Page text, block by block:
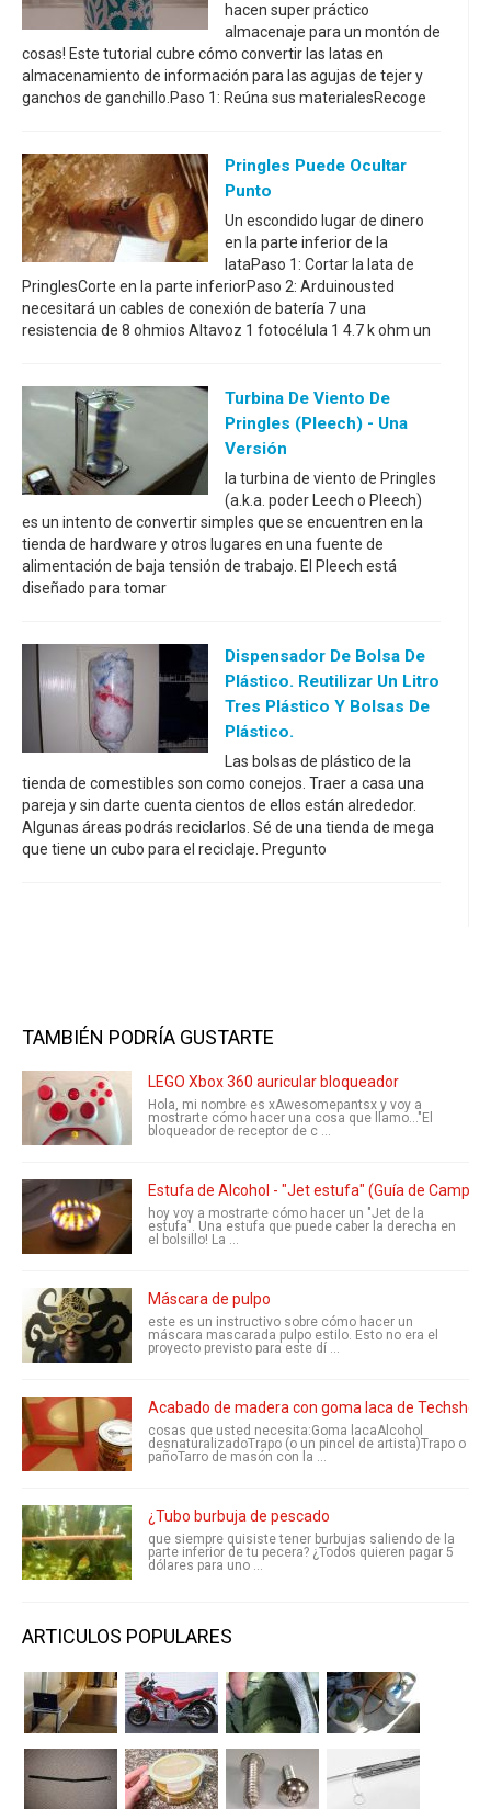
hacen super práctico
almacenaje para un montón de
cosas! Este tutorial cubre cómo convertir las latas en
almacenamiento de información para las agujas de tejer y
ganchos de ganchillo.Paso 1: Reúna sus materialesRecoge
Pringles Puede Ocultar
Punto
Un escondido lugar de dinero
en la parte inferior de la
lataPaso 1: Cortar la lata de
PringlesCorte en la parte inferiorPaso 2: Arduinousted
necesitará un cables de conexión de batería 7 una
resistencia de 8 ohmios Altavoz 1 fotocélula 1 4.7 k ohm un
Turbina De Viento De
Pringles (Pleech) - Una
Versión
la turbina de viento de Pringles
(a.k.a. poder Leech o Pleech)
es un intento de convertir simples que se encuentren en la
tienda de hardware y otros lugares en una fuente de
alimentación de baja tensión de trabajo. El Pleech está
diseñado para tomar
Dispensador De Bolsa De
Plástico. Reutilizar Un Litro
Tres Plástico Y Bolsas De
Plástico.
Las bolsas de plástico de la
tienda de comestibles son como conejos. Traer a casa una
pareja y sin darte cuenta cientos de ellos están alrededor.
Algunas áreas podrás reciclarlos. Sé de una tienda de mega
que tiene un cubo para el reciclaje. Pregunto
TAMBIÉN PODRÍA GUSTARTE
LEGO Xbox 360 auricular bloqueador
Hola, mi nombre es xAwesomepantsx y voy a
mostrarte cómo hacer una cosa que llamo..."El
bloqueador de receptor de c ...
Estufa de Alcohol - "Jet estufa" (Guía de
hoy voy a mostrarte cómo hacer un "Jet de la
estufa". Una estufa que puede caber la derecha en
el bolsillo! La ...
Máscara de pulpo
este es un instructivo sobre cómo hacer un
máscara mascarada pulpo estilo. Esto no era el
proyecto previsto para este dí ...
Acabado de madera con goma laca de Techshop
cosas que usted necesita:Goma lacaAlcohol
desnaturalizadoTrapo (o un pincel de artista)Trapo o
pañoTarro de masón con la ...
¿Tubo burbuja de pescado
que siempre quisiste tener burbujas saliendo de la
parte inferior de tu pecera? ¿Todos quieren pagar 5
dólares para uno ...
ARTICULOS POPULARES